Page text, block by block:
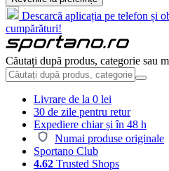
Descarcă aplicația pe telefon și
cumpărături!
Căutați după produs, categorie sau
Livrare de la 0 lei
30 de zile pentru retur
Expediere chiar și în 48 h
Numai produse originale
Sportano Club
4.62 Trusted Shops